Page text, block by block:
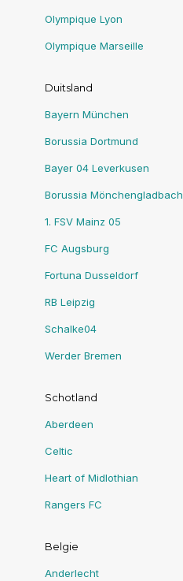
Olympique Lyon
Olympique Marseille
Duitsland
Bayern München
Borussia Dortmund
Bayer 04 Leverkusen
Borussia Mönchengladbach
1. FSV Mainz 05
FC Augsburg
Fortuna Dusseldorf
RB Leipzig
Schalke04
Werder Bremen
Schotland
Aberdeen
Celtic
Heart of Midlothian
Rangers FC
Belgie
Anderlecht